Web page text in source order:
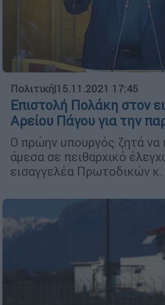
Πολιτική|15.11.2021 17:45
Επιστολή Πολάκη στον
Αρείου Πάγου για την
Ο πρώην υπουργός ζητά να
άμεσα σε πειθαρχικό
εισαγγελέα Πρωτοδικών